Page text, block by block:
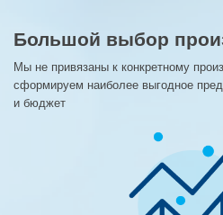
Большой выбор
Мы не привязаны к конкретному
сформируем наиболее выгодное
и бюджет